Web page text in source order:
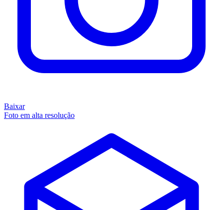
Baixar
Foto em alta resolução